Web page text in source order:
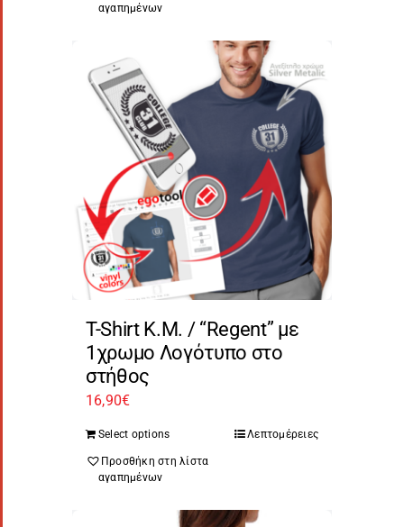
αγαπημένων
T-Shirt Κ.Μ. / “Regent” με
1χρωμο Λογότυπο στο
στήθος
16,90€
Select options Λεπτομέρειες
Προσθήκη στη λίστα
αγαπημένων